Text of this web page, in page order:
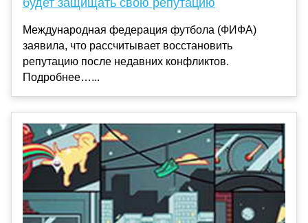
Международная федерация футбола (ФИФА)
заявила, что рассчитывает восстановить
репутацию после недавних конфликтов.
Подробнее…...